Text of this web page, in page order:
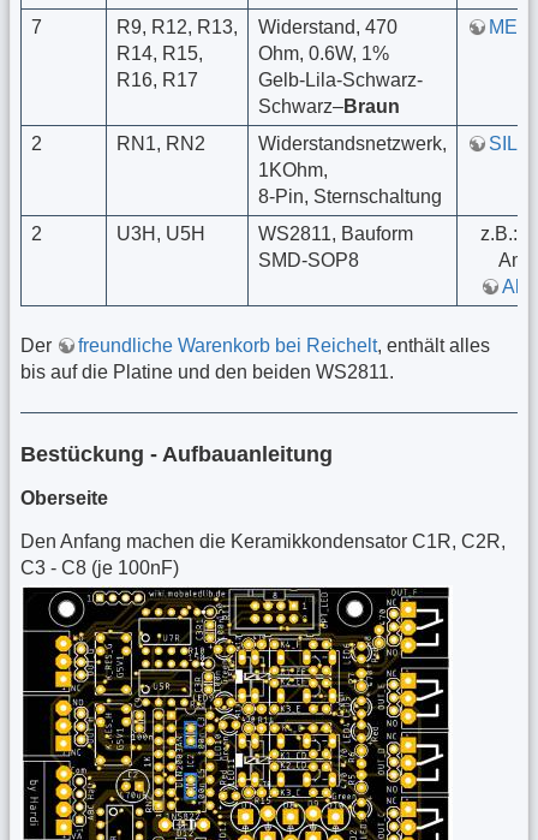
7
R9, R12, R13,
R14, R15,
R16, R17
Widerstand, 470
Ohm, 0.6W, 1%
Gelb-Lila-Schwarz-
Schwarz–Braun
2 RN1, RN2
Widerstandsnetzwerk,
1KOhm,
8-Pin, Sternschaltung
SIL
2 U3H, U5H
WS2811, Bauform
SMD-SOP8
z.B.:
Der freundliche Warenkorb bei Reichelt, enthält alles
bis auf die Platine und den beiden WS2811.
Bestückung - Aufbauanleitung
Oberseite
Den Anfang machen die Keramikkondensator C1R, C2R,
C3 - C8 (je 100nF)